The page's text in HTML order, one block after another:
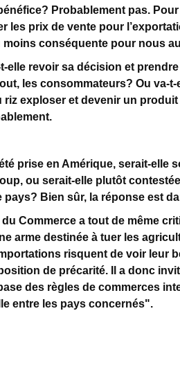
Probablement pas.
les prix de vente pour
moins conséquente pour nous
t-elle revoir sa décision et
les consommateurs? Ou va-
riz exploser et devenir un
prise en Amérique, serait-elle
ou serait-elle plutôt
pays? Bien sûr, la réponse est
Commerce a tout de même
arme destinée à tuer les
risquent de voir leur
de précarité. Il a donc
des règles de commerces
entre les pays concernés".